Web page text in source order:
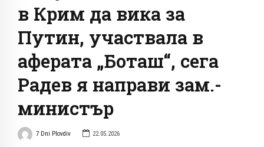
в Крим да вика за
Путин, участвала в
аферата „Боташ“, сега
Радев я направи зам.-
министър
7 Dni Plovdiv 22.05.2026